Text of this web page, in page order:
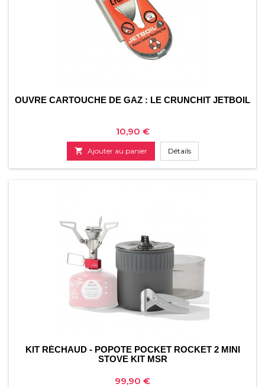
OUVRE CARTOUCHE DE GAZ : LE CRUNCHIT JETBOIL
Prix
10,90 €
 Ajouter au panier Détails
KIT RÉCHAUD - POPOTE POCKET ROCKET 2 MINI
STOVE KIT MSR
Prix
99,90 €